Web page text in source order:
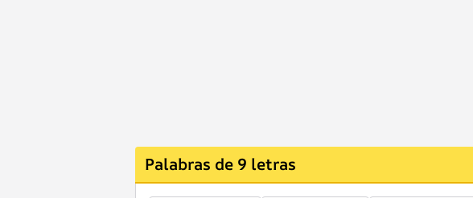
Palabras de 9 letras